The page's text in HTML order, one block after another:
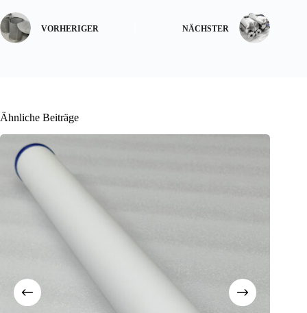
VORHERIGER NÄCHSTER
Ähnliche Beiträge